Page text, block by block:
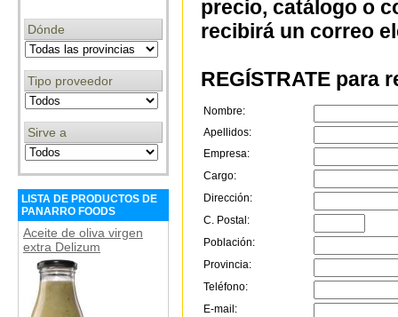
Dónde
Tipo proveedor
Sirve a
LISTA DE PRODUCTOS DE
PANARRO FOODS
Aceite de oliva virgen
extra Delizum
precio, catálogo o
recibirá un correo
REGÍSTRATE para
Nombre:
Apellidos:
Empresa:
Cargo:
Dirección:
C. Postal:
Población:
Provincia:
Teléfono:
E-mail: